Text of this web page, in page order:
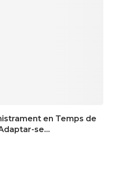
en Temps de
se...